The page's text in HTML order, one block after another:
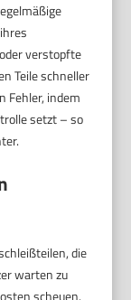
verstopfte
Teile schneller
Fehler, indem
setzt – so
die
warten zu